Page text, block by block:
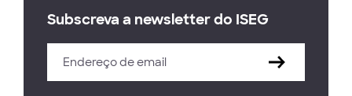
Subscreva a newsletter do ISEG